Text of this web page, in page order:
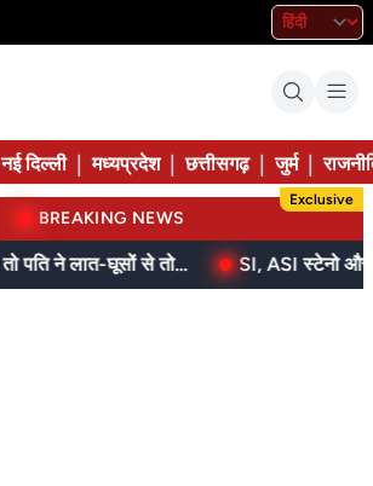
नई दिल्ली मध्यप्रदेश छत्तीसगढ़ जुर्म
BREAKING NEWS
Exclusive
बेटे ने मां को दिए थे पैसे, मांगने पर मना किया तो पति ने लात-घूसों से तोड़ी तिल्ली; गिरफ्तार